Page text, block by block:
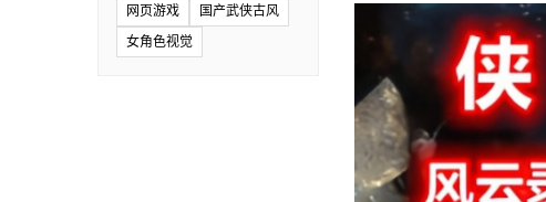
网页游戏
国产武侠古风
女角色视觉